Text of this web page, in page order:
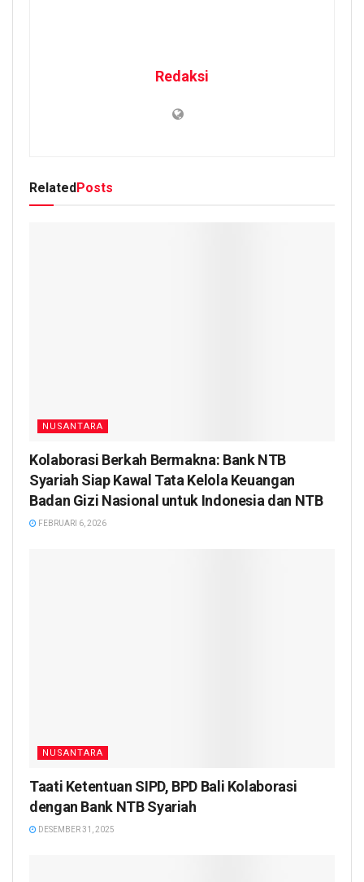
Redaksi
Related Posts
NUSANTARA
Kolaborasi Berkah Bermakna: Bank NTB
Syariah Siap Kawal Tata Kelola Keuangan
Badan Gizi Nasional untuk Indonesia dan NTB
FEBRUARI 6, 2026
NUSANTARA
Taati Ketentuan SIPD, BPD Bali Kolaborasi
dengan Bank NTB Syariah
DESEMBER 31, 2025